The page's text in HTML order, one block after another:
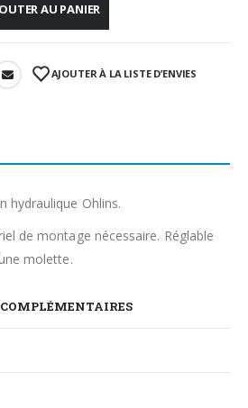
AU PANIER
AJOUTER À LA LISTE D’ENVIES
hydraulique Ohlins.
de montage nécessaire. Réglable
molette.